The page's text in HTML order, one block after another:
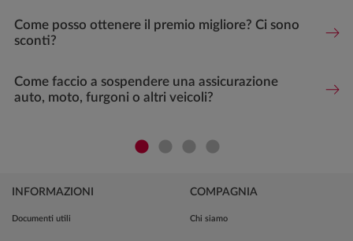
Come posso ottenere il premio migliore? Ci sono
sconti?
Come faccio a sospendere una assicurazione
auto, moto, furgoni o altri veicoli?
INFORMAZIONI
Documenti utili
COMPAGNIA
Chi siamo